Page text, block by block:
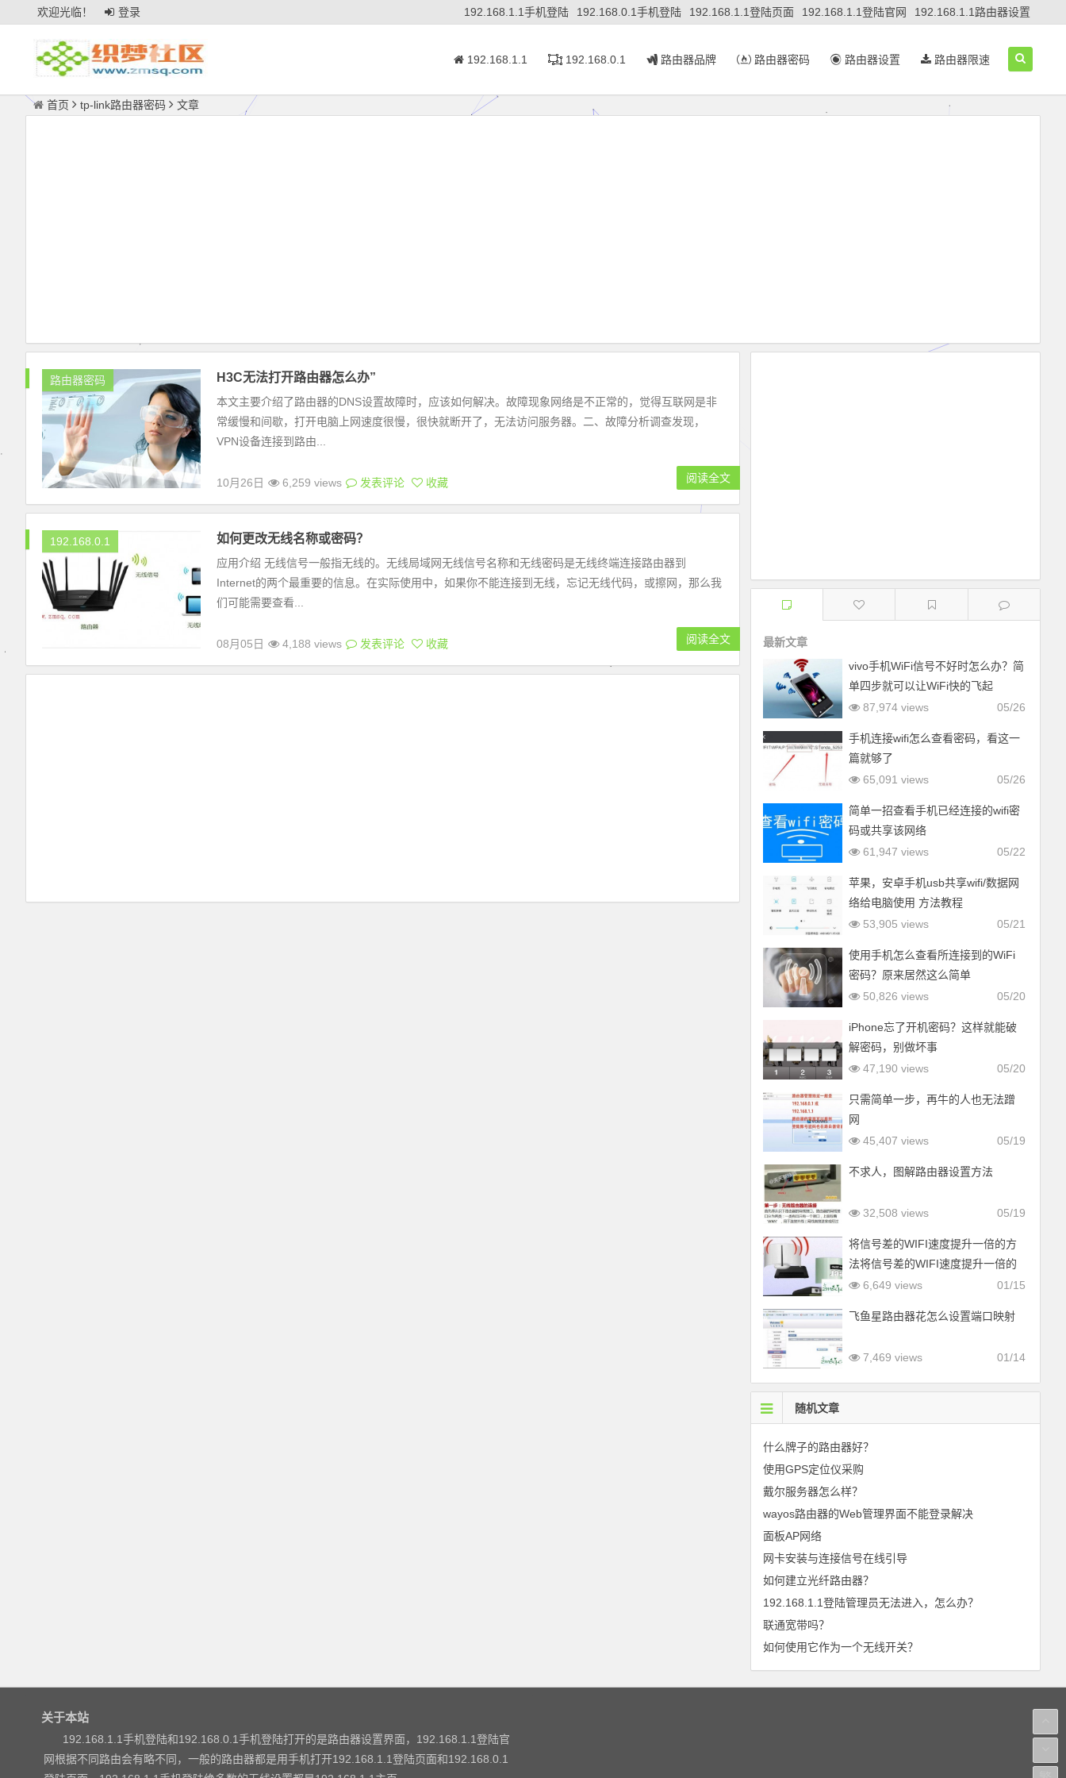
欢迎光临！ 登录 192.168.1.1手机登陆 192.168.0.1手机登陆 192.168.1.1登陆页面 192.168.1.1登陆官网 192.168.1.1路由器设置
192.168.1.1 192.168.0.1 路由器品牌 路由器密码 路由器设置 路由器限速
首页 tp-link路由器密码 文章
路由器密码 H3C无法打开路由器怎么办”
本文主要介绍了路由器的DNS设置故障时，应该如何解决。故障现象网络是不正常的，觉得互联网是非
常缓慢和间歇，打开电脑上网速度很慢，很快就断开了，无法访问服务器。二、故障分析调查发现，
VPN设备连接到路由...
10月26日 6,259 views 发表评论 收藏 阅读全文
192.168.0.1 如何更改无线名称或密码？
应用介绍 无线信号一般指无线的。无线局域网无线信号名称和无线密码是无线终端连接路由器到
Internet的两个最重要的信息。在实际使用中，如果你不能连接到无线，忘记无线代码，或擦网，那么我
们可能需要查看...
08月05日 4,188 views 发表评论 收藏 阅读全文
最新文章
vivo手机WiFi信号不好时怎么办？简
单四步就可以让WiFi快的飞起
05/26
87,974 views
手机连接wifi怎么查看密码，看这一
篇就够了
05/26
65,091 views
简单一招查看手机已经连接的wifi密
码或共享该网络
05/22
61,947 views
苹果，安卓手机usb共享wifi/数据网
络给电脑使用 方法教程
05/21
53,905 views
使用手机怎么查看所连接到的WiFi
密码？原来居然这么简单
05/20
50,826 views
iPhone忘了开机密码？这样就能破
解密码，别做坏事
05/20
47,190 views
只需简单一步，再牛的人也无法蹭
网
05/19
45,407 views
不求人，图解路由器设置方法
05/19
32,508 views
将信号差的WIFI速度提升一倍的方
法将信号差的WIFI速度提升一倍的
方法
01/15
6,649 views
飞鱼星路由器花怎么设置端口映射
01/14
7,469 views
随机文章
什么牌子的路由器好？
使用GPS定位仪采购
戴尔服务器怎么样？
wayos路由器的Web管理界面不能登录解决
面板AP网络
网卡安装与连接信号在线引导
如何建立光纤路由器？
192.168.1.1登陆管理员无法进入，怎么办？
联通宽带吗？
如何使用它作为一个无线开关？
关于本站
192.168.1.1手机登陆和192.168.0.1手机登陆打开的是路由器设置界面，192.168.1.1登陆官
网根据不同路由会有略不同，一般的路由器都是用手机打开192.168.1.1登陆页面和192.168.0.1